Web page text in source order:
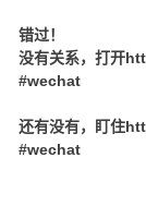
错过！
没有关系，打开
#wechat
还有没有，盯住
#wechat